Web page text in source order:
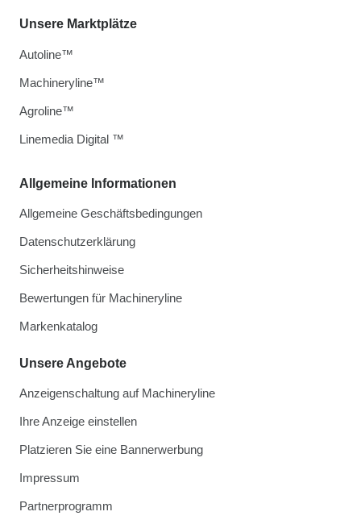
Allgemeine Informationen
Allgemeine Geschäftsbedingungen
Datenschutzerklärung
Sicherheitshinweise
Bewertungen für Machineryline
Markenkatalog
Unsere Angebote
Anzeigenschaltung auf Machineryline
Ihre Anzeige einstellen
Platzieren Sie eine Bannerwerbung
Impressum
Partnerprogramm
Unsere Marktplätze
Autoline™
Machineryline™
Agroline™
Linemedia Digital ™